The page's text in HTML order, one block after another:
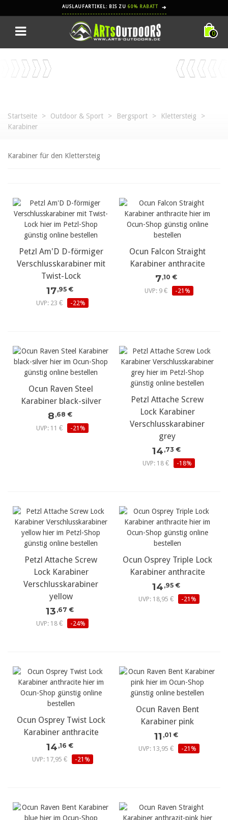
AUSLAUFARTIKEL: BIS ZU 60% RABATT ➔
0
Startseite > Outdoor & Sport > Bergsport > Klettersteig
>
Karabiner
Karabiner für den Klettersteig
Petzl Am'D D-förmiger
Verschlusskarabiner mit
Twist-Lock
17,95 €
UVP: 23 €
-22%
Ocun Falcon Straight
Karabiner anthracite
7,10 €
UVP: 9 €
-21%
Ocun Raven Steel
Karabiner black-silver
8 ,68 €
UVP: 11 €
-21%
Petzl Attache Screw
Lock Karabiner
Verschlusskarabiner
grey
14 ,73 €
UVP: 18 €
-18%
Petzl Attache Screw
Lock Karabiner
Verschlusskarabiner
yellow
13 ,67 €
UVP: 18 €
-24%
Ocun Osprey Triple Lock
Karabiner anthracite
14 ,95 €
UVP: 18,95 €
-21%
Ocun Osprey Twist Lock
Karabiner anthracite
14 ,16 €
UVP: 17,95 €
-21%
Ocun Raven Bent
Karabiner pink
11 ,01 €
UVP: 13,95 €
-21%